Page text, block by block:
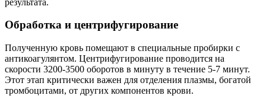
Обработка и центрифугирование
Полученную кровь помещают в специальные пробирки с
антикоагулянтом. Центрифугирование проводится на
скорости 3200-3500 оборотов в минуту в течение 5-7 минут.
Этот этап критически важен для отделения плазмы, богатой
тромбоцитами, от других компонентов крови.